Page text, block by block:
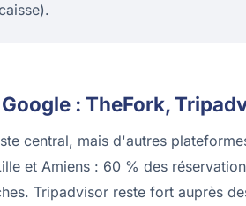
: TheFork,
central, mais d'autres
et Amiens : 60 % des
Tripadvisor reste fort auprès